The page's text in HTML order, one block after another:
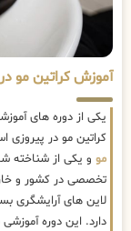
آموزش کراتین مو
یکی از دوره های
کراتین مو در پیروزی
مو و یکی از شناخته
تخصصی در کشور و
لاین های آرایشگری
دارد. این دوره